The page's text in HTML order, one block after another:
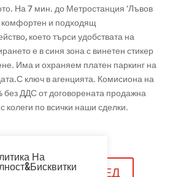
На 7 мин. до Метростанция ‘Лъвов
комфортен и подходящ
което търси удобствата на
е в синя зона с винетен стикер
Има и охраняем платен паркинг на
ключ в агенцията. Комисиона на
без ДДС от договорената продажна
колеги по всички наши сделки.
ЧАС ЗА ОГЛЕД
На